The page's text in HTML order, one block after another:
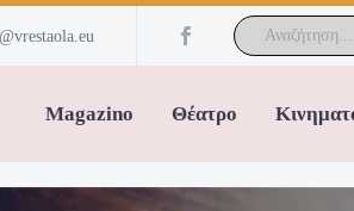
Magazino Θέατρο